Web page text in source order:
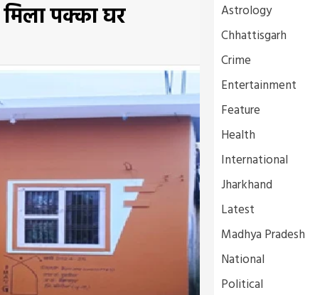
मिला पक्का घर
Astrology
Chhattisgarh
Crime
Entertainment
Feature
Health
International
Jharkhand
Latest
Madhya Pradesh
National
Political